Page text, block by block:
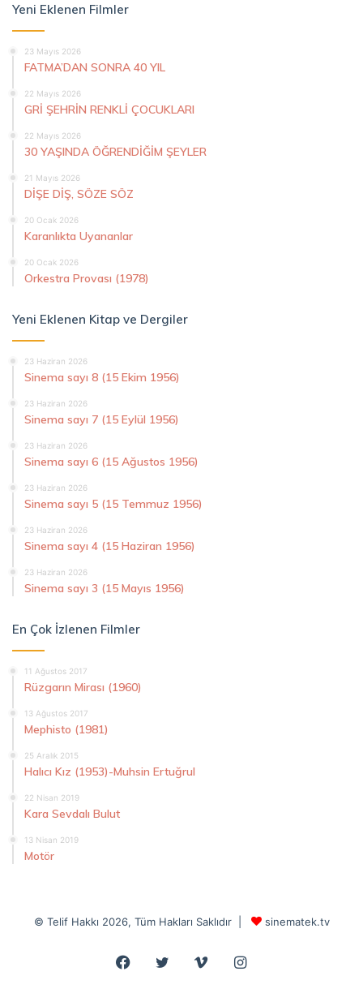
Yeni Eklenen Filmler
23 Mayıs 2026
FATMA’DAN SONRA 40 YIL
22 Mayıs 2026
GRİ ŞEHRİN RENKLİ ÇOCUKLARI
22 Mayıs 2026
30 YAŞINDA ÖĞRENDİĞİM ŞEYLER
21 Mayıs 2026
DİŞE DİŞ, SÖZE SÖZ
20 Ocak 2026
Karanlıkta Uyananlar
20 Ocak 2026
Orkestra Provası (1978)
Yeni Eklenen Kitap ve Dergiler
23 Haziran 2026
Sinema sayı 8 (15 Ekim 1956)
23 Haziran 2026
Sinema sayı 7 (15 Eylül 1956)
23 Haziran 2026
Sinema sayı 6 (15 Ağustos 1956)
23 Haziran 2026
Sinema sayı 5 (15 Temmuz 1956)
23 Haziran 2026
Sinema sayı 4 (15 Haziran 1956)
23 Haziran 2026
Sinema sayı 3 (15 Mayıs 1956)
En Çok İzlenen Filmler
11 Ağustos 2017
Rüzgarın Mirası (1960)
13 Ağustos 2017
Mephisto (1981)
25 Aralık 2015
Halıcı Kız (1953)-Muhsin Ertuğrul
22 Nisan 2019
Kara Sevdalı Bulut
13 Nisan 2019
Motör
© Telif Hakkı 2026, Tüm Hakları Saklıdır | sinematek.tv
Facebook
Twitter VimeoInstagram